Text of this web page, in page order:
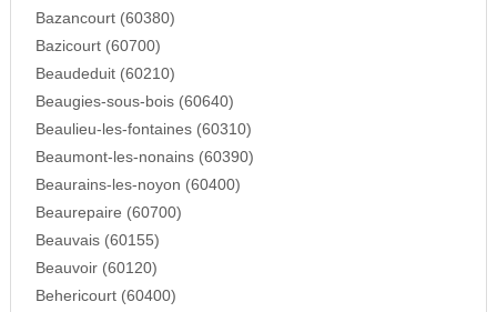
Bazancourt (60380)
Bazicourt (60700)
Beaudeduit (60210)
Beaugies-sous-bois (60640)
Beaulieu-les-fontaines (60310)
Beaumont-les-nonains (60390)
Beaurains-les-noyon (60400)
Beaurepaire (60700)
Beauvais (60155)
Beauvoir (60120)
Behericourt (60400)